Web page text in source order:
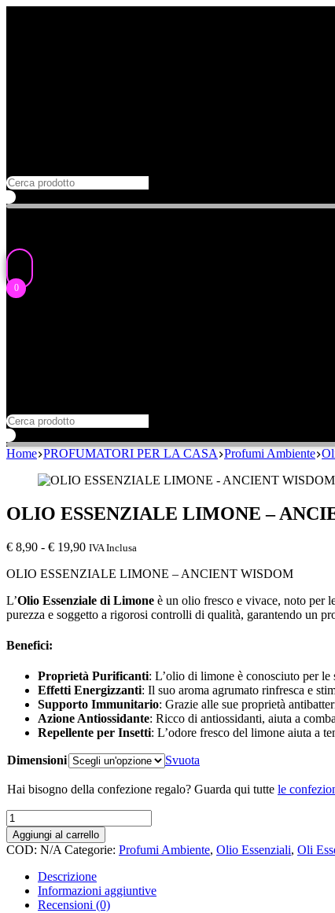
0
Home PROFUMATORI PER LA CASA Profumi Ambiente
OLIO ESSENZIALE LIMONE –
€ 8,90 - € 19,90Fascia
prezzo:
€ 8,90
a
IVA Inclusa
OLIO ESSENZIALE LIMONE – ANCIENT WISDOM
L’Olio Essenziale di Limone è un olio fresco e vivace, noto per
purezza e soggetto a rigorosi controlli di qualità, garantendo un
Benefici:
Proprietà Purificanti: L’olio di limone è conosciuto per le
Effetti Energizzanti: Il suo aroma agrumato rinfresca e
Supporto Immunitario: Grazie alle sue proprietà
Azione Antiossidante: Ricco di antiossidanti, aiuta a
Repellente per Insetti: L’odore fresco del limone aiuta a
Dimensioni Svuota
Hai bisogno della confezione regalo? Guarda qui tutte le
OLIO
ESSENZIALE
LIMONE
-
ANCIENT
WISDOM
quantità
Aggiungi al carrello
COD: N/A Categorie: Profumi Ambiente, Olio Essenziali, Oli
Descrizione
Informazioni aggiuntive
Recensioni (0)